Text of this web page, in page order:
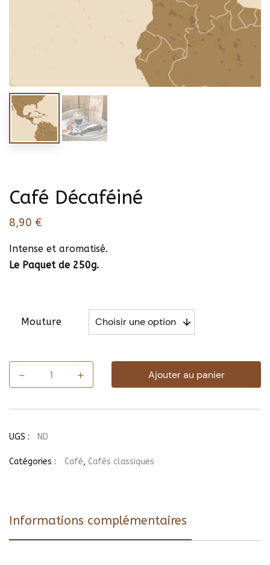
Café Décaféiné
8,90 €
Intense et aromatisé.
Le Paquet de 250g.
Mouture
-
quantité
de
+ Ajouter au panier
UGS : ND
Catégories : Café, Cafés classiques
Informations complémentaires